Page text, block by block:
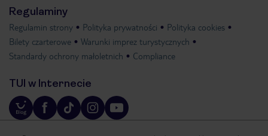
Regulaminy
Regulamin strony Polityka prywatności
Polityka cookies
Bilety czarterowe
Warunki imprez turystycznych
Standardy ochrony małoletnich
Compliance
TUI w Internecie